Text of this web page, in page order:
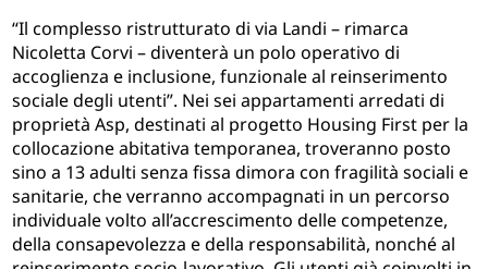
“Il complesso ristrutturato di via Landi – rimarca
Nicoletta Corvi – diventerà un polo operativo di
accoglienza e inclusione, funzionale al reinserimento
sociale degli utenti”. Nei sei appartamenti arredati di
proprietà Asp, destinati al progetto Housing First per la
collocazione abitativa temporanea, troveranno posto
sino a 13 adulti senza fissa dimora con fragilità sociali e
sanitarie, che verranno accompagnati in un percorso
individuale volto all’accrescimento delle competenze,
della consapevolezza e della responsabilità, nonché al